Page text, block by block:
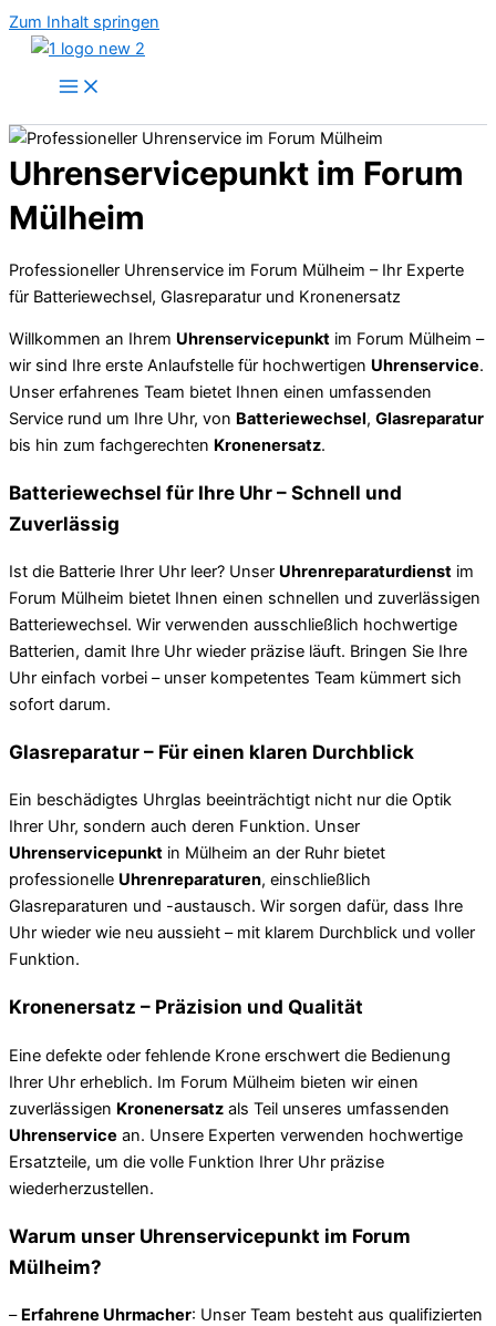
Zum Inhalt springen
Uhrenservicepunkt im Forum
Mülheim
Professioneller Uhrenservice im Forum Mülheim – Ihr Experte
für Batteriewechsel, Glasreparatur und Kronenersatz
Willkommen an Ihrem Uhrenservicepunkt im Forum Mülheim –
wir sind Ihre erste Anlaufstelle für hochwertigen Uhrenservice.
Unser erfahrenes Team bietet Ihnen einen umfassenden
Service rund um Ihre Uhr, von Batteriewechsel, Glasreparatur
bis hin zum fachgerechten Kronenersatz.
Batteriewechsel für Ihre Uhr – Schnell und
Zuverlässig
Ist die Batterie Ihrer Uhr leer? Unser Uhrenreparaturdienst im
Forum Mülheim bietet Ihnen einen schnellen und zuverlässigen
Batteriewechsel. Wir verwenden ausschließlich hochwertige
Batterien, damit Ihre Uhr wieder präzise läuft. Bringen Sie Ihre
Uhr einfach vorbei – unser kompetentes Team kümmert sich
sofort darum.
Glasreparatur – Für einen klaren Durchblick
Ein beschädigtes Uhrglas beeinträchtigt nicht nur die Optik
Ihrer Uhr, sondern auch deren Funktion. Unser
Uhrenservicepunkt in Mülheim an der Ruhr bietet
professionelle Uhrenreparaturen, einschließlich
Glasreparaturen und -austausch. Wir sorgen dafür, dass Ihre
Uhr wieder wie neu aussieht – mit klarem Durchblick und voller
Funktion.
Kronenersatz – Präzision und Qualität
Eine defekte oder fehlende Krone erschwert die Bedienung
Ihrer Uhr erheblich. Im Forum Mülheim bieten wir einen
zuverlässigen Kronenersatz als Teil unseres umfassenden
Uhrenservice an. Unsere Experten verwenden hochwertige
Ersatzteile, um die volle Funktion Ihrer Uhr präzise
wiederherzustellen.
Warum unser Uhrenservicepunkt im Forum
Mülheim?
– Erfahrene Uhrmacher: Unser Team besteht aus qualifizierten